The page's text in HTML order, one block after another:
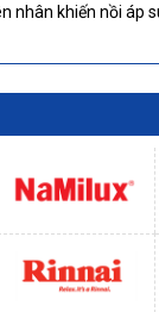
nhân khiến nồi áp